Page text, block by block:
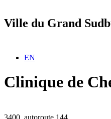
Ville du Grand
Sélectionnez votre langue
EN
Clinique de
3400, autoroute 144